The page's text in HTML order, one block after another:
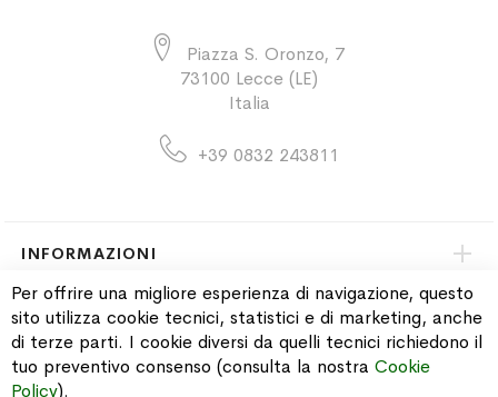
Piazza S. Oronzo, 7
73100 Lecce (LE)
Italia
+39 0832 243811
INFORMAZIONI
PAGAMENTI & SPEDIZIONI
CATALOGO
Per offrire una migliore esperienza di navigazione, questo
sito utilizza cookie tecnici, statistici e di marketing, anche
di terze parti. I cookie diversi da quelli tecnici richiedono il
tuo preventivo consenso (consulta la nostra Cookie
Policy).